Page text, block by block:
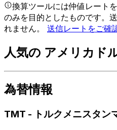
換算ツールには仲値レート
のみを目的としたものです。
れません。 送信レートをご確
人気の アメリカド
為替情報
TMT - トルクメニスタン